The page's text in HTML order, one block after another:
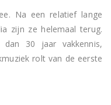
Na een relatief lange
zijn ze helemaal terug.
30 jaar vakkennis,
rolt van de eerste